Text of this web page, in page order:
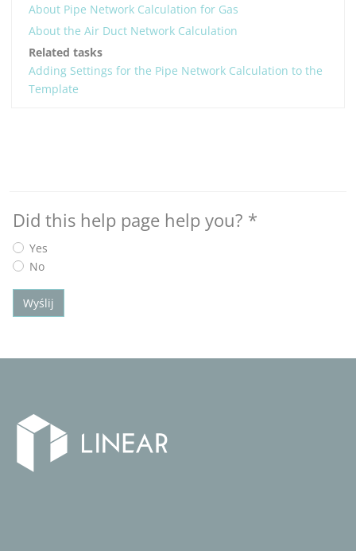
About Pipe Network Calculation for Gas
About the Air Duct Network Calculation
Related tasks
Adding Settings for the Pipe Network Calculation to the
Template
Did this help page help you? *
Yes
No
Wyślij